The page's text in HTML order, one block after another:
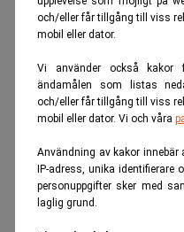
och/eller får tillgång till viss
mobil eller dator.
Vi använder också
ändamålen som listas
och/eller får tillgång till viss
mobil eller dator. Vi och våra
Användning av kakor innebär
IP-adress, unika identifierare
personuppgifter sker med
laglig grund.
ANNONS